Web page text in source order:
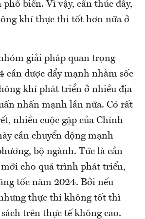
biến. Vì vậy, cần thúc đẩy,
khí thực thi tốt hơn nữa ở
giải pháp quan trọng
cần được đẩy mạnh nhằm sốc
khí phát triển ở nhiều địa
nhấn mạnh lần nữa. Có rất
nhiều cuộc gặp của Chính
cần chuyển động mạnh
bộ ngành. Tức là cần
cho quá trình phát triển,
tốc năm 2024. Bởi nếu
thực thi không tốt thì
trên thực tế không cao.